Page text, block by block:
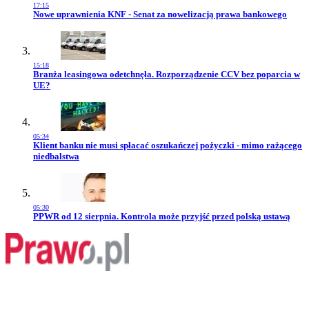
17:15
Przejdź do artykułu:
Nowe uprawnienia KNF - Senat za nowelizacją prawa bankowego
15:18
Przejdź do artykułu:
Branża leasingowa odetchnęła. Rozporządzenie CCV bez poparcia w
UE?
05:34
Przejdź do artykułu:
Klient banku nie musi spłacać oszukańczej pożyczki - mimo rażącego
niedbalstwa
05:30
Przejdź do artykułu:
PPWR od 12 sierpnia. Kontrola może przyjść przed polską ustawą